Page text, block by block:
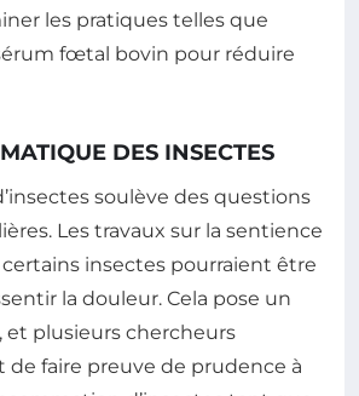
les pratiques telles que
fœtal bovin pour réduire
DES INSECTES
soulève des questions
Les travaux sur la sentience
insectes pourraient être
la douleur. Cela pose un
et plusieurs chercheurs
faire preuve de prudence à